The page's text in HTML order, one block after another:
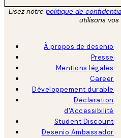
Lisez notre politique de
utilisons vos
À propos de desenio
Presse
Mentions légales
Career
Développement durable
Déclaration
d'Accessibilité
Student Discount
Desenio Ambassador